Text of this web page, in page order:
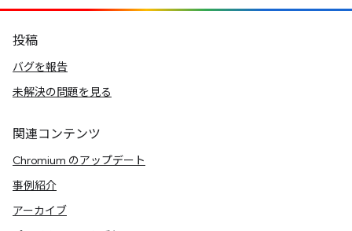
投稿
バグを報告
未解決の問題を見る
関連コンテンツ
Chromium のアップデート
事例紹介
アーカイブ